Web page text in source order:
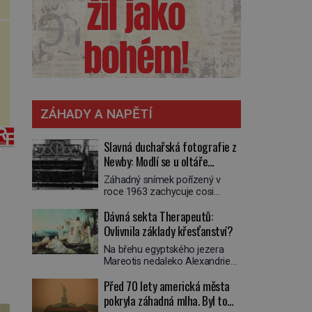
ZÁHADY A NAPĚTÍ
Slavná duchařská fotografie z
Newby: Modlí se u oltáře
přízračný mnich?
Záhadný snímek pořízený v
roce 1963 zachycuje cosi
poloprůhledná postava stojící u
oltáře je duch mnicha ze 16.
století s bílým závojem přes
obličej, který pravděpodobně
zakrývá lepru nebo jiné
považují vše za podvod. Jak
vlastně vznikla jedna z
Dávná sekta Therapeutů:
Ovlivnila základy křesťanství?
Na břehu egyptského jezera
Mareotis nedaleko Alexandrie
uzavřená komunita mužů a žen.
Každý obývá vlastní celu, kde se
věnuje modlitbě, meditaci a
Před 70 lety americká města
pokryla záhadná mlha. Byl to